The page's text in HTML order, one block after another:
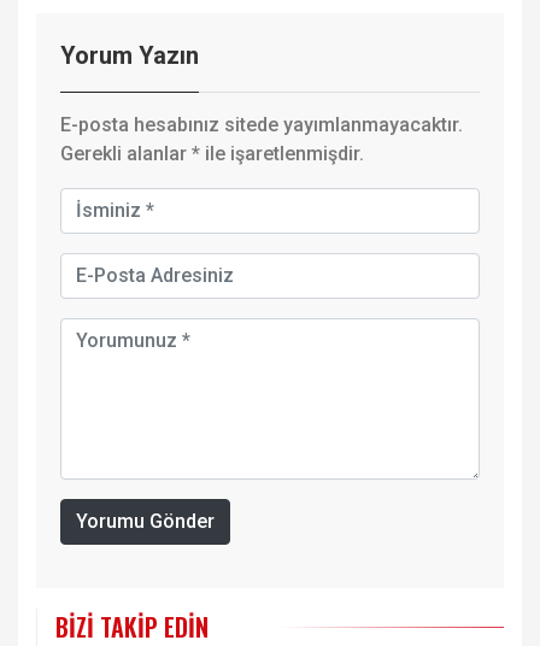
Yorum Yazın
E-posta hesabınız sitede yayımlanmayacaktır.
Gerekli alanlar * ile işaretlenmişdir.
Yorumu Gönder
BIZI TAKIP EDIN